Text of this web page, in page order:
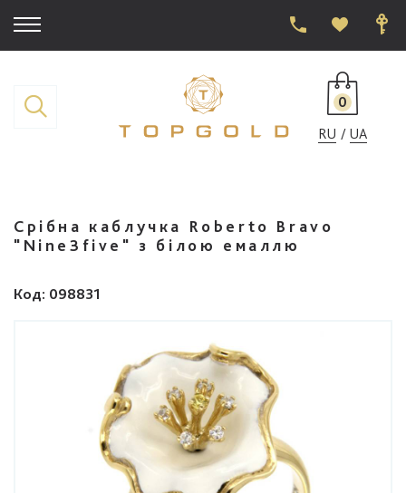
0
RU
UA
Срібна каблучка Roberto Bravo
"Nine3five" з білою емаллю
Код: 098831